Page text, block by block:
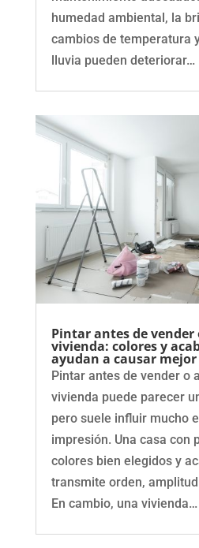
humedad ambiental, la
cambios de temperatura
lluvia pueden deteriorar…
Pintar antes de
vivienda: colores y
ayudan a causar
Pintar antes de vender o
vivienda puede parecer
pero suele influir mucho
impresión. Una casa con
colores bien elegidos y
transmite orden,
En cambio, una vivienda…